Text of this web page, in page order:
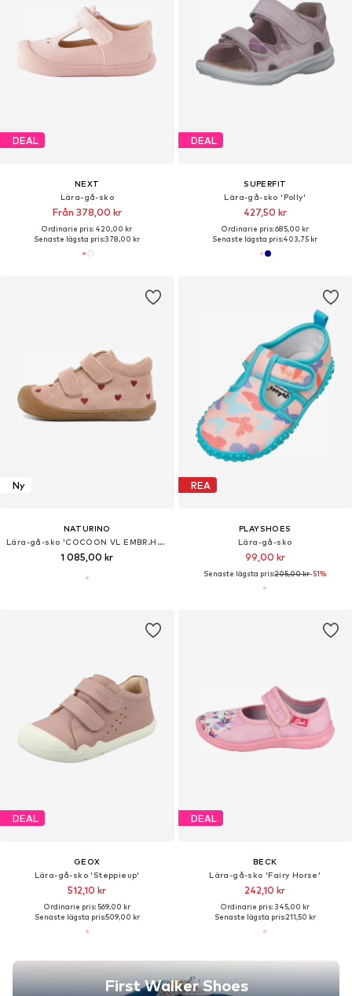
DEAL
NEXT
Lära-gå-sko
Från 378,00 kr
Ordinarie pris: 420,00 kr
Senaste lägsta pris:378,00 kr
DEAL
SUPERFIT
Lära-gå-sko 'Polly'
427,50 kr
Ordinarie pris: 685,00 kr
Senaste lägsta pris:403,75 kr
Ny
NATURINO
Lära-gå-sko 'COCOON VL EMBR.HEARTS'
1 085,00 kr
REA
PLAYSHOES
Lära-gå-sko
99,00 kr
Senaste lägsta pris:205,00 kr-51%
DEAL
GEOX
Lära-gå-sko 'Steppieup'
512,10 kr
Ordinarie pris: 569,00 kr
Senaste lägsta pris:509,00 kr
First Walker Shoes
DEAL
BECK
Lära-gå-sko 'Fairy Horse'
242,10 kr
Ordinarie pris: 345,00 kr
Senaste lägsta pris:211,50 kr